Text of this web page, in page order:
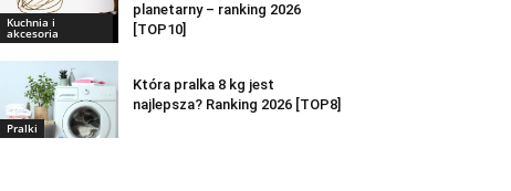
Kuchnia i
akcesoria
planetarny – ranking 2026
[TOP10]
Pralki
Która pralka 8 kg jest
najlepsza? Ranking 2026 [TOP8]